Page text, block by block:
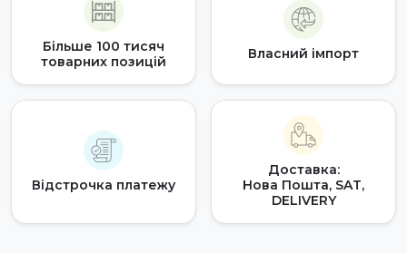
Більше 100 тисяч
товарних позицій
Власний імпорт
Відстрочка платежу
Доставка:
Нова Пошта, SAT,
DELIVERY